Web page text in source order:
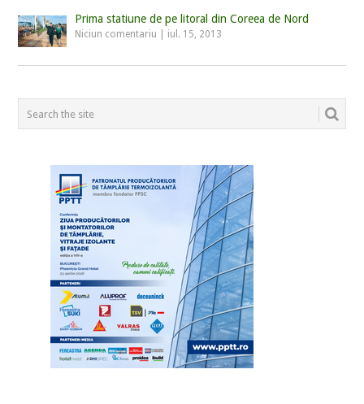
Prima statiune de pe litoral din Coreea de Nord
Niciun comentariu iul. 15, 2013